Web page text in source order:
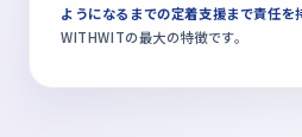
ようになるまでの定着支援まで責任を
WITHWITの最大の特徴です。